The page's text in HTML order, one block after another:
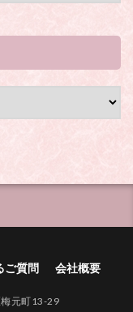
ご質問 会社概要
元町13-29